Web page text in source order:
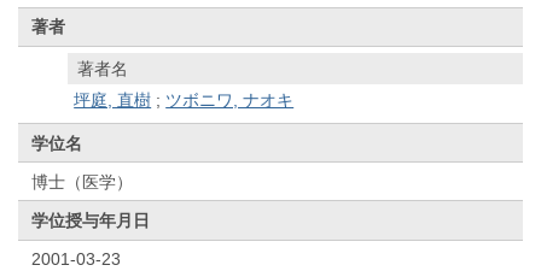
著者
著者名
坪庭, 直樹 ; ツボニワ, ナオキ
学位名
博士（医学）
学位授与年月日
2001-03-23